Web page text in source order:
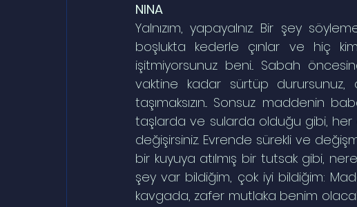
NINA
Yalnızım, yapayalnız. Bir şey
boşlukta kederle çınlar ve hiç
işitmiyorsunuz beni... Sabah
vaktine kadar sürtüp durursunuz,
taşımaksızın... Sonsuz maddenin
taşlarda ve sularda olduğu gibi, her
değişirsiniz. Evrende sürekli ve
bir kuyuya atılmış bir tutsak gibi,
şey var bildiğim, çok iyi bildiğim:
kavgada, zafer mutlaka benim